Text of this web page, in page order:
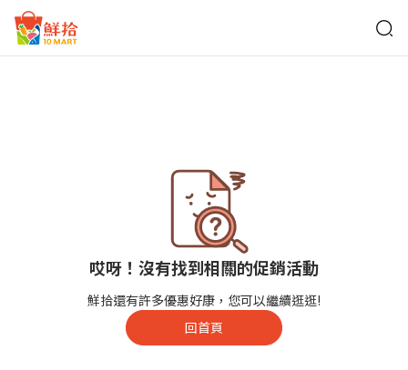
鮮拾
哎呀！沒有找到相關的促銷活動
鮮拾還有許多優惠好康，您可以繼續逛逛!
回首頁